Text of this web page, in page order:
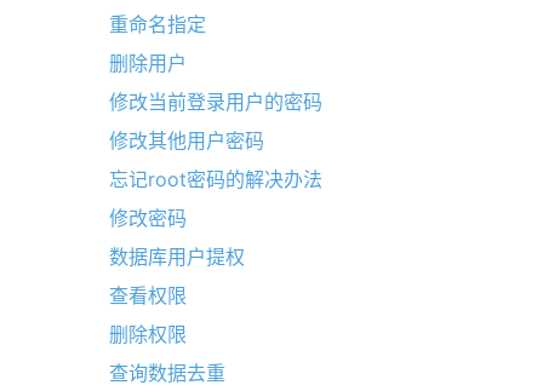
重命名指定
删除用户
修改当前登录用户的密码
修改其他用户密码
忘记root密码的解决办法
修改密码
数据库用户提权
查看权限
删除权限
查询数据去重